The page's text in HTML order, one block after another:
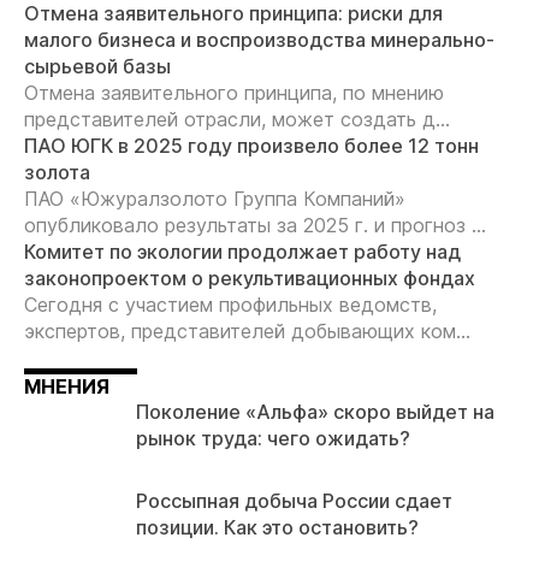
Отмена заявительного принципа: риски для
малого бизнеса и воспроизводства минерально-
сырьевой базы
Отмена заявительного принципа, по мнению
представителей отрасли, может создать д...
ПАО ЮГК в 2025 году произвело более 12 тонн
золота
ПАО «Южуралзолото Группа Компаний»
опубликовало результаты за 2025 г. и прогноз ...
Комитет по экологии продолжает работу над
законопроектом о рекультивационных фондах
Сегодня с участием профильных ведомств,
экспертов, представителей добывающих ком...
МНЕНИЯ
Поколение «Альфа» скоро выйдет на
рынок труда: чего ожидать?
Россыпная добыча России сдает
позиции. Как это остановить?